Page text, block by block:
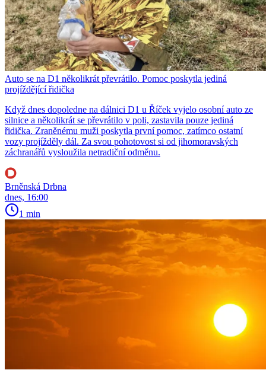
Auto se na D1 několikrát převrátilo. Pomoc poskytla jediná
projíždějící řidička
Když dnes dopoledne na dálnici D1 u Říček vyjelo osobní auto ze
silnice a několikrát se převrátilo v poli, zastavila pouze jediná
řidička. Zraněnému muži poskytla první pomoc, zatímco ostatní
vozy projížděly dál. Za svou pohotovost si od jihomoravských
záchranářů vysloužila netradiční odměnu.
Brněnská Drbna
dnes, 16:00
1 min